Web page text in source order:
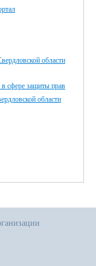
области
сфере защиты прав
области